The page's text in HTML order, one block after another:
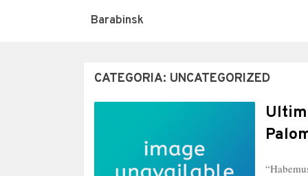
Barabinsk
CATEGORIA: UNCATEGORIZED